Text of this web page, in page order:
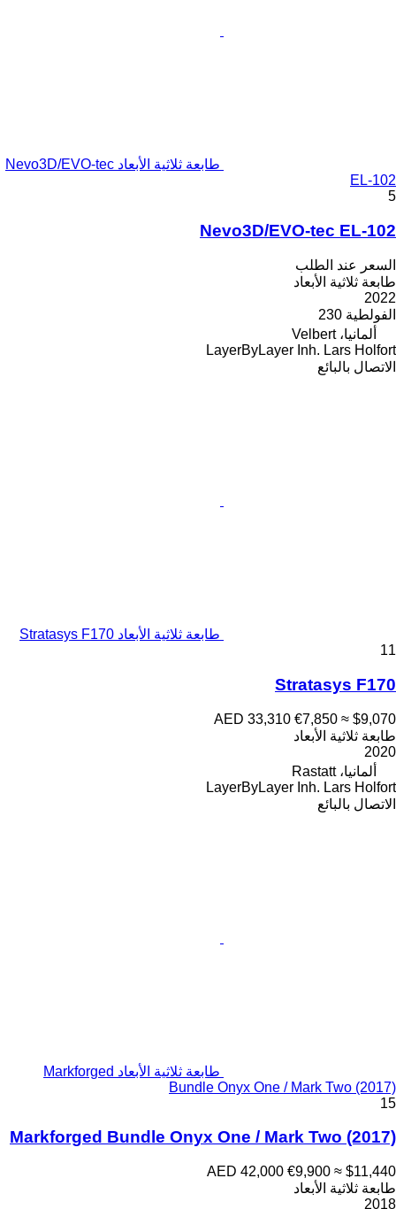
طابعة ثلاثية الأبعاد Nevo3D/EVO-tec
EL-102
5
Nevo3D/EVO-tec EL-102
السعر عند الطلب
طابعة ثلاثية الأبعاد
2022
الفولطية 230
ألمانيا، Velbert
LayerByLayer Inh. Lars Holfort
الاتصال بالبائع
طابعة ثلاثية الأبعاد Stratasys F170
11
Stratasys F170
AED 33,310 €7,850 ≈ $9,070
طابعة ثلاثية الأبعاد
2020
ألمانيا، Rastatt
LayerByLayer Inh. Lars Holfort
الاتصال بالبائع
طابعة ثلاثية الأبعاد Markforged
Bundle Onyx One / Mark Two (2017)
15
Markforged Bundle Onyx One / Mark Two (2017)
AED 42,000 €9,900 ≈ $11,440
طابعة ثلاثية الأبعاد
2018